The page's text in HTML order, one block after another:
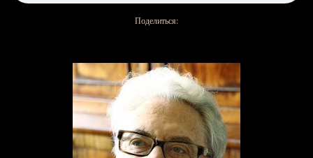
Поделиться: